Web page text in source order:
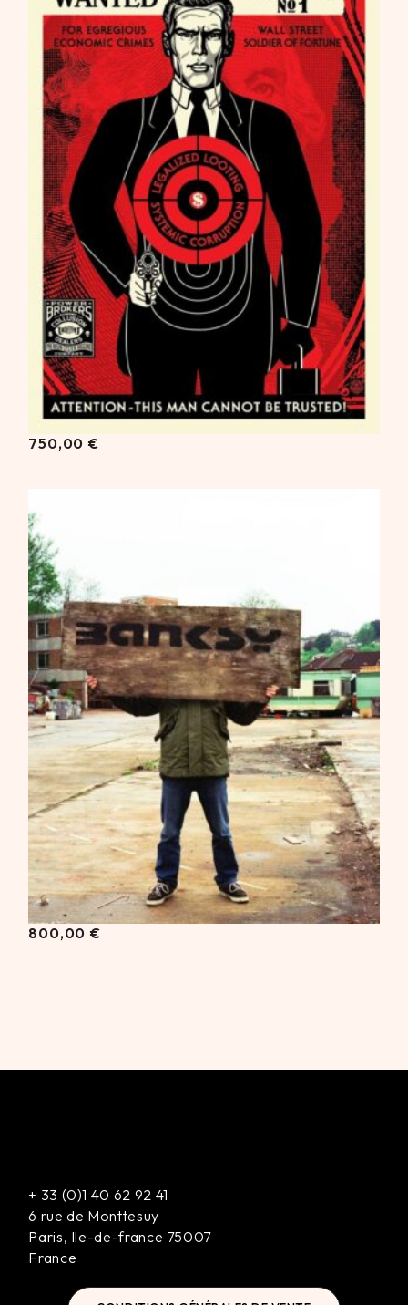
750,00€
750,00 €
800,00 €
800,00 €
+ 33 (0)1 40 62 92 41
6 rue de Monttesuy
Paris, Ile-de-france 75007
France